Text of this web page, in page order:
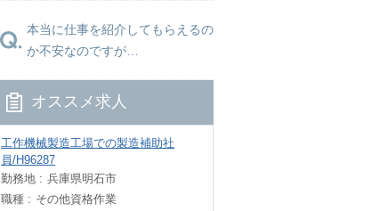
本当に仕事を紹介してもらえるの
か不安なのですが…
オススメ求人
工作機械製造工場での製造補助社
員/H96287
勤務地
兵庫県明石市
職種
その他資格作業